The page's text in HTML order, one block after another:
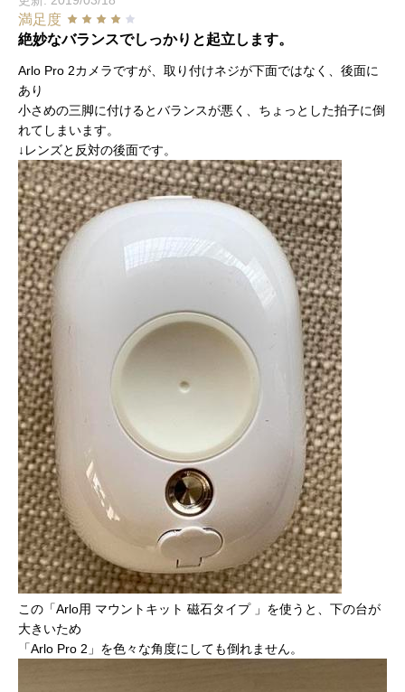
満足度
絶妙なバランスでしっかりと起立します。
Arlo Pro 2カメラですが、取り付けネジが下面ではなく、後面に
あり
小さめの三脚に付けるとバランスが悪く、ちょっとした拍子に倒
れてしまいます。
↓レンズと反対の後面です。
この「Arlo用 マウントキット 磁石タイプ 」を使うと、下の台が
大きいため
「Arlo Pro 2」を色々な角度にしても倒れません。